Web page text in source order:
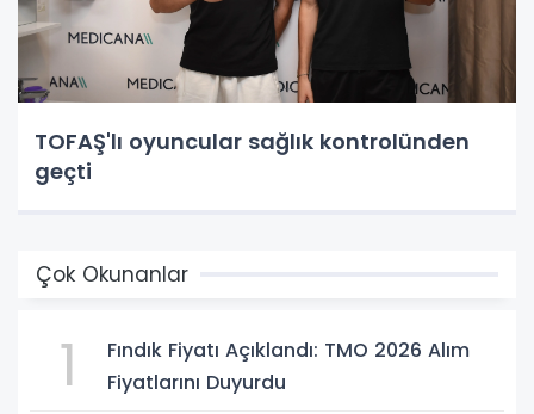
TOFAŞ'lı oyuncular sağlık kontrolünden
geçti
Çok Okunanlar
1
Fındık Fiyatı Açıklandı: TMO 2026 Alım
Fiyatlarını Duyurdu